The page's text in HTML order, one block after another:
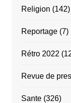
Religion (142)
Reportage(7)
Rétro 2022
Revue de
Sante(326)